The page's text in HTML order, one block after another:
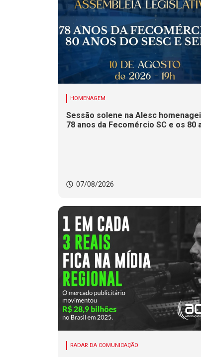
HOMENAGEM
Sessão solene na Alesc
78 anos da Fecomércio SC e os 80
07/08/2026
RADAR DA COMUNICAÇÃO